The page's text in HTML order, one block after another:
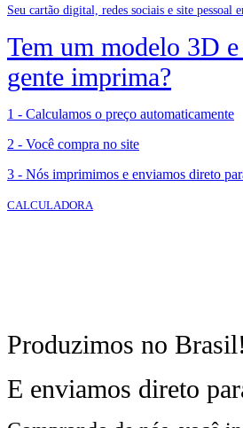
Seu cartão digital, redes sociais e site pessoal
Tem um modelo 3D
gente imprima?
1 - Calculamos o preço automaticamente
2 - Você compra no site
3 - Nós imprimimos e enviamos direto
CALCULADORA
Produzimos no Brasil!
E enviamos direto